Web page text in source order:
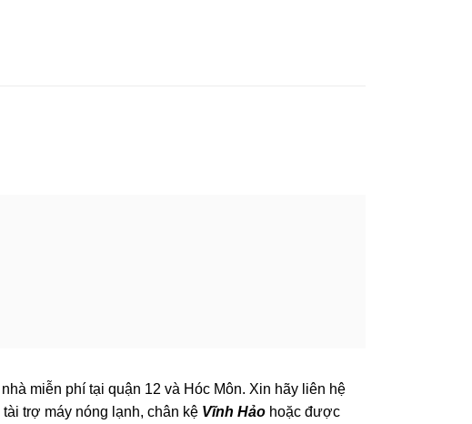
miễn phí tại quận 12 và Hóc Môn. Xin hãy liên hệ
trợ máy nóng lạnh, chân kệ Vĩnh Hảo hoặc được